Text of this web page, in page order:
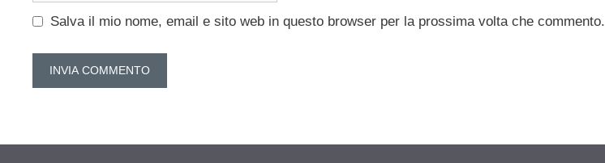
Salva il mio nome, email e sito web in questo browser per la prossima volta che commento.